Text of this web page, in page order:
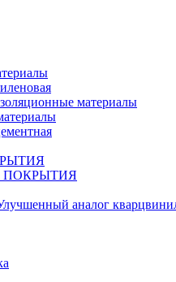
материалы
аналог